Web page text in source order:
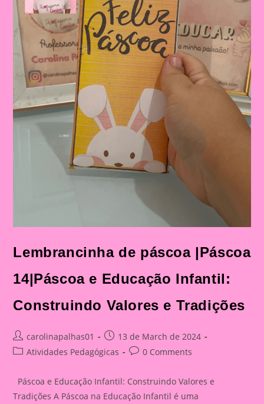
Lembrancinha de páscoa |Páscoa
14|Páscoa e Educação Infantil:
Construindo Valores e Tradições
Post
author:
carolinapalhas01
Post
published:
13 de March de 2024
PostAtividades Pedagógicas
Post0 Comments
Páscoa e Educação Infantil: Construindo Valores e
Tradições A Páscoa na Educação Infantil é uma